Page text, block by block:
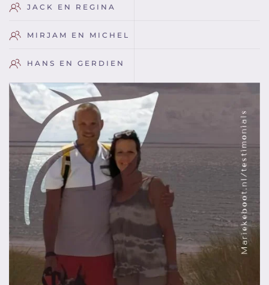
JACK EN REGINA
MIRJAM EN MICHEL
HANS EN GERDIEN